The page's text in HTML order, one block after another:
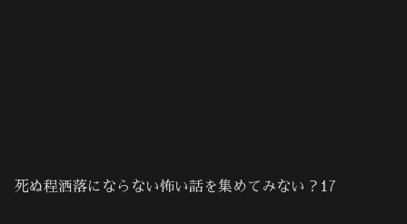
死ぬ程洒落にならない怖い話を集めてみない？17